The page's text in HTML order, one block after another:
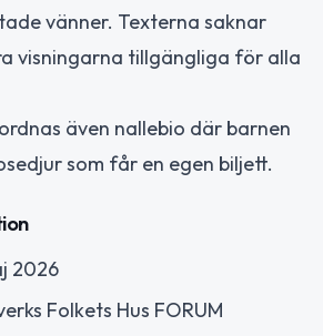
vänner. Texterna saknar
visningarna tillgängliga för alla
även nallebio där barnen
som får en egen biljett.
2026
Folkets Hus FORUM